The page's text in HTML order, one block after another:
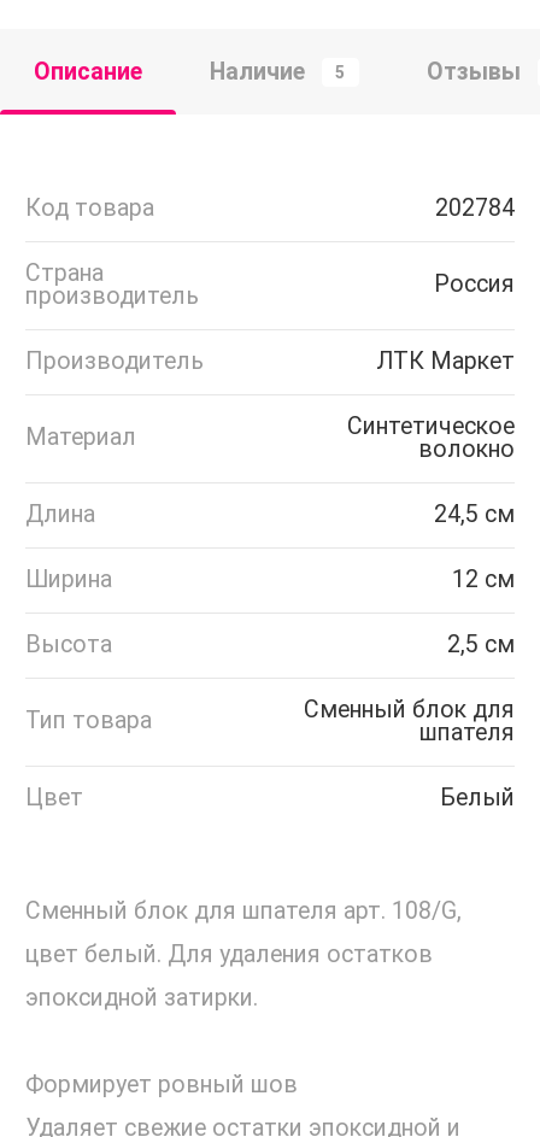
Описание Наличие 5 Отзывы
Код товара 202784
Страна
производитель
Россия
Производитель ЛТК Маркет
Материал
Синтетическое
волокно
Длина 24,5 см
Ширина 12 см
Высота 2,5 см
Тип товара
Сменный блок для
шпателя
Цвет Белый
Сменный блок для шпателя арт. 108/G,
цвет белый. Для удаления остатков
эпоксидной затирки.
Формирует ровный шов
Удаляет свежие остатки эпоксидной и